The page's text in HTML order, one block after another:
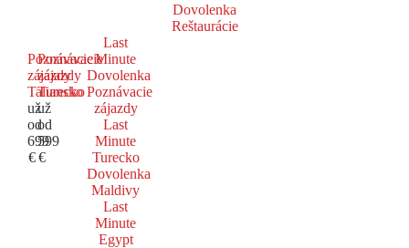
Dovolenka
Reštaurácie
Poznávacie
zájazdy
Taliansko
už
od
699
€
Poznávacie
zájazdy
Turecko
už
od
599
€
Last
Minute
Dovolenka
Poznávacie
zájazdy
Last
Minute
Turecko
Dovolenka
Maldivy
Last
Minute
Egypt